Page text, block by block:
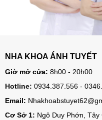
NHA KHOA ÁNH TUYẾT
Giờ mở cửa: 8h00 - 20h00
Hotline: 0934.387.556 -
Email:
Cơ Sở 1: Ngô Duy Phớn,